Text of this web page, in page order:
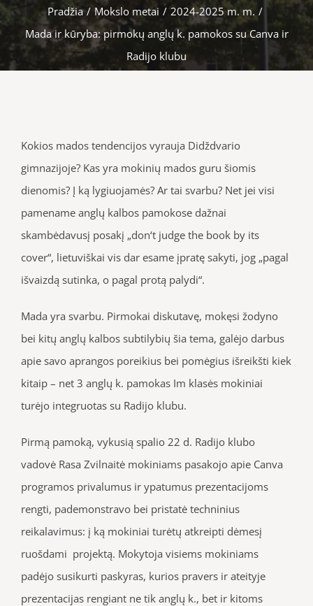
Pradžia / Mokslo metai / 2024-2025 m. m. /
Mada ir kūryba: pirmokų anglų k. pamokos su Canva ir
Radijo klubu
Kokios mados tendencijos vyrauja Didždvario
gimnazijoje? Kas yra mokinių mados guru šiomis
dienomis? Į ką lygiuojamės? Ar tai svarbu? Net jei visi
pamename anglų kalbos pamokose dažnai
skambėdavusį posakį „don‘t judge the book by its
cover“, lietuviškai vis dar esame įpratę sakyti, jog „pagal
išvaizdą sutinka, o pagal protą palydi“.
Mada yra svarbu. Pirmokai diskutavę, mokęsi žodyno
bei kitų anglų kalbos subtilybių šia tema, galėjo darbus
apie savo aprangos poreikius bei pomėgius išreikšti kiek
kitaip – net 3 anglų k. pamokas Im klasės mokiniai
turėjo integruotas su Radijo klubu.
Pirmą pamoką, vykusią spalio 22 d. Radijo klubo
vadovė Rasa Zvilnaitė mokiniams pasakojo apie Canva
programos privalumus ir ypatumus prezentacijoms
rengti, pademonstravo bei pristatė techninius
reikalavimus: į ką mokiniai turėtų atkreipti dėmesį
ruošdami projektą. Mokytoja visiems mokiniams
padėjo susikurti paskyras, kurios pravers ir ateityje
prezentacijas rengiant ne tik anglų k., bet ir kitoms